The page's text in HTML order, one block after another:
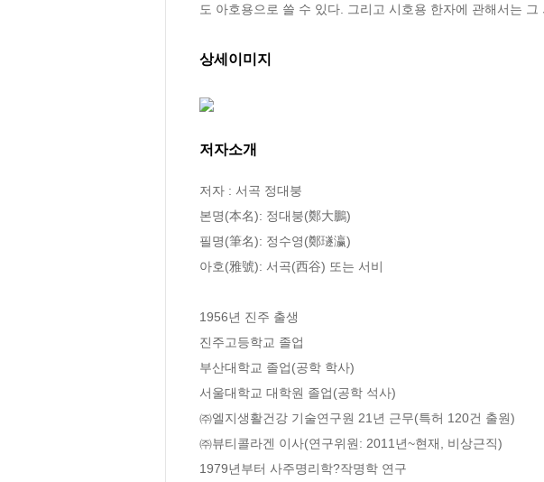
도 아호용으로 쓸 수 있다. 그리고 시호용 한자에 관해서는 그
상세이미지
저자소개
저자 : 서곡 정대붕
본명(本名): 정대붕(鄭大鵬)
필명(筆名): 정수영(鄭璲瀛)
아호(雅號): 서곡(西谷) 또는 서비
1956년 진주 출생
진주고등학교 졸업
부산대학교 졸업(공학 학사)
서울대학교 대학원 졸업(공학 석사)
㈜엘지생활건강 기술연구원 21년 근무(특허 120건 출원)
㈜뷰티콜라겐 이사(연구위원: 2011년~현재, 비상근직)
1979년부터 사주명리학?작명학 연구